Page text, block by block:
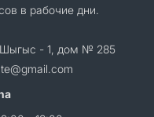
в рабочие дни.
Шыгыс - 1, дом № 285